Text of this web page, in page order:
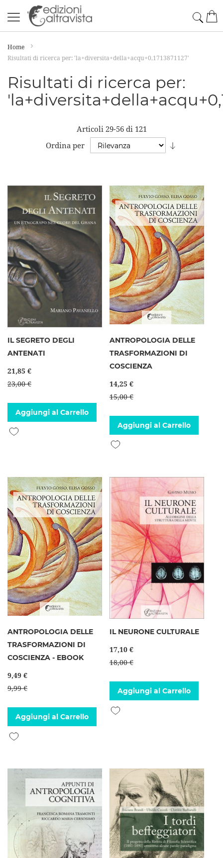
al
contenuto
Home
Risultati di ricerca per: 'la+diversita+della+acqu+0,1713871127'
Risultati di ricerca per:
Articoli 29-56di 121
Ordina per
crescente
IL SEGRETO DEGLI
ANTENATI
21,85 €
23,00 €
Aggiungi al Carrello
Aggiungi alla lista desideri
ANTROPOLOGIA DELLE
TRASFORMAZIONI DI
COSCIENZA
14,25 €
15,00 €
Aggiungi al Carrello
Aggiungi alla lista desideri
ANTROPOLOGIA DELLE
TRASFORMAZIONI DI
COSCIENZA - EBOOK
9,49 €
9,99 €
Aggiungi al Carrello
Aggiungi alla lista desideri
IL NEURONE CULTURALE
17,10 €
18,00 €
Aggiungi al Carrello
Aggiungi alla lista desideri